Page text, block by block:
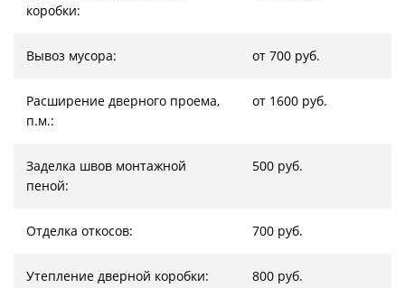
коробки:
Вывоз мусора: от 700 руб.
Расширение дверного проема,
п.м.:
от 1600 руб.
Заделка швов монтажной
пеной:
500 руб.
Отделка откосов: 700 руб.
Утепление дверной коробки: 800 руб.